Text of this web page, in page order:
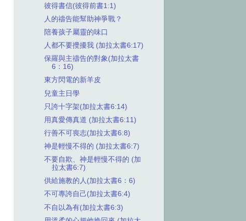
彼得書信(彼得前書1:1)
人的禱告能幫助神爭戰？
陪養孩子屬靈的味口
人都不要攪擾我 (加拉太書6:17)
保羅與主禱告的對象(加拉太書
6：16)
東方閃電的新羊皮
兒童主日學
只誇十字架(加拉太書6:14)
用真愛傳真道 (加拉太書6:11)
行善不可喪志(加拉太書6:8)
神是輕慢不得的 (加拉太書6:7)
不要自欺、神是輕慢不得的 (加
拉太書6:7)
供給施教的人(加拉太書6：6)
不可專誇自己(加拉太書6:4)
不自以為有(加拉太書6:3)